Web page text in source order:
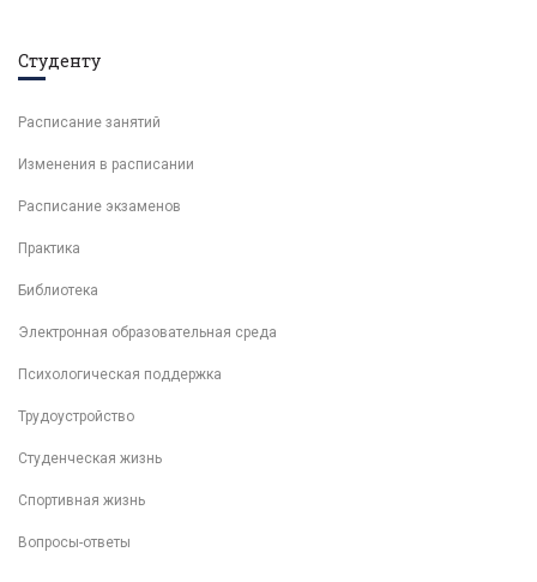
Студенту
Расписание занятий
Изменения в расписании
Расписание экзаменов
Практика
Библиотека
Электронная образовательная среда
Психологическая поддержка
Трудоустройство
Студенческая жизнь
Спортивная жизнь
Вопросы-ответы